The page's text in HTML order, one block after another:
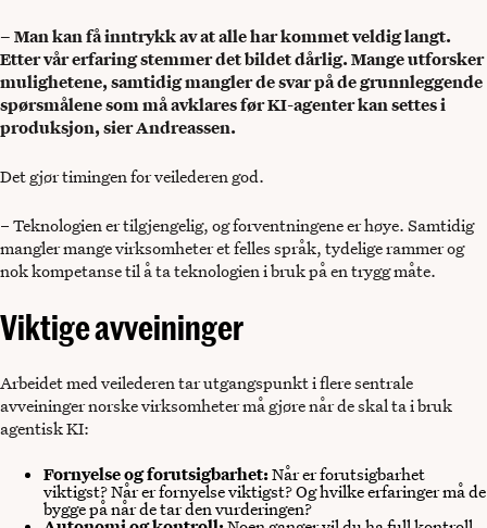
– Man kan få inntrykk av at alle har kommet veldig langt.
Etter vår erfaring stemmer det bildet dårlig. Mange utforsker
mulighetene, samtidig mangler de svar på de grunnleggende
spørsmålene som må avklares før KI-agenter kan settes i
produksjon, sier Andreassen.
Det gjør timingen for veilederen god.
– Teknologien er tilgjengelig, og forventningene er høye. Samtidig
mangler mange virksomheter et felles språk, tydelige rammer og
nok kompetanse til å ta teknologien i bruk på en trygg måte.
Viktige avveininger
Arbeidet med veilederen tar utgangspunkt i flere sentrale
avveininger norske virksomheter må gjøre når de skal ta i bruk
agentisk KI:
Fornyelse og forutsigbarhet:Når er forutsigbarhet
viktigst? Når er fornyelse viktigst? Og hvilke erfaringer må de
bygge på når de tar den vurderingen?